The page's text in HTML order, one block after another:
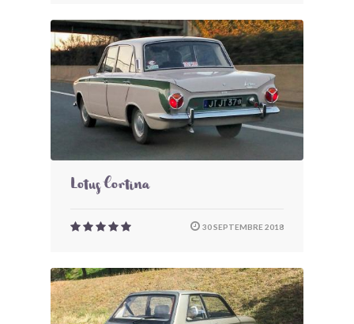
Lotus Cortina
30 SEPTEMBRE 2018